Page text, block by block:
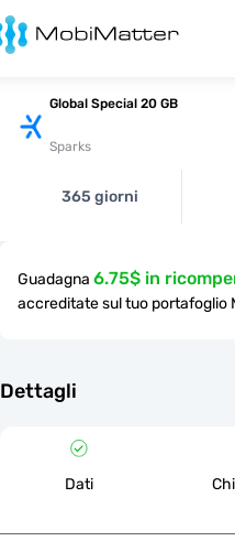
Global Special 20 GB
Sparks
365 giorni
Guadagna 6.75$ in
accreditate sul tuo portafoglio
Dettagli
Dati